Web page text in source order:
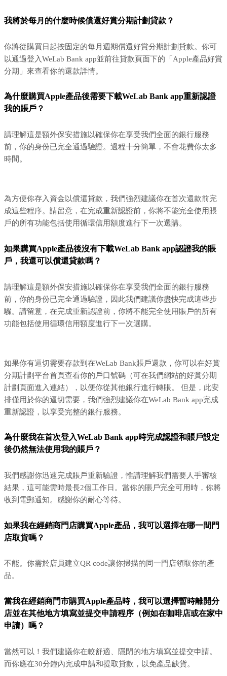
我將於每月的什麼時候償還好賞分期計劃貸款？
你將從購買日起按固定的每月週期償還好賞分期計劃貸款。你可
以通過登入WeLab Bank app並前往貸款頁面下的「Apple產品好賞
分期」來查看你的還款詳情。
為什麼購買Apple產品後需要下載WeLab Bank app重新認證
我的賬戶？
請理解這是額外保安措施以確保你在享受我們全面的銀行服務
前，你的身份已完全通過驗證。過程十分簡單，不會花費你太多
時間。
為方便你存入資金以償還貸款，我們強烈建議你在首次還款前完
成這些程序。請留意，在完成重新認證前，你將不能完全使用賬
戶的所有功能包括使用循環信用額度進行下一次選購。
如果購買Apple產品後沒有下載WeLab Bank app認證我的賬
戶，我還可以償還貸款嗎？
請理解這是額外保安措施以確保你在享受我們全面的銀行服務
前，你的身份已完全通過驗證，因此我們建議你盡快完成這些步
驟。請留意，在完成重新認證前，你將不能完全使用賬戶的所有
功能包括使用循環信用額度進行下一次選購。
如果你有逼切需要存款到在WeLab Bank賬戶還款，你可以在好賞
分期計劃平台首頁查看你的戶口號碼（可在我們網站的好賞分期
計劃頁面進入連結），以便你從其他銀行進行轉賬。 但是，此安
排僅用於你的逼切需要，我們強烈建議你在WeLab Bank app完成
重新認證，以享受完整的銀行服務。
為什麼我在首次登入WeLab Bank app時完成認證和賬戶設定
後仍然無法使用我的賬戶？
我們感謝你迅速完成賬戶重新驗證，惟請理解我們需要人手審核
結果，這可能需時最長2個工作日。當你的賬戶完全可用時，你將
收到電郵通知。感謝你的耐心等待。
如果我在經銷商門店購買Apple產品，我可以選擇在哪一間門
店取貨嗎？
不能。你需於店員建立QR code讓你掃描的同一門店領取你的產
品。
當我在經銷商門市購買Apple產品時，我可以選擇暫時離開分
店並在其他地方填寫並提交申請程序（例如在咖啡店或在家中
申請）嗎？
當然可以！我們建議你在較舒適、隱閉的地方填寫並提交申請。
而你應在30分鐘內完成申請和提取貸款，以免產品缺貨。